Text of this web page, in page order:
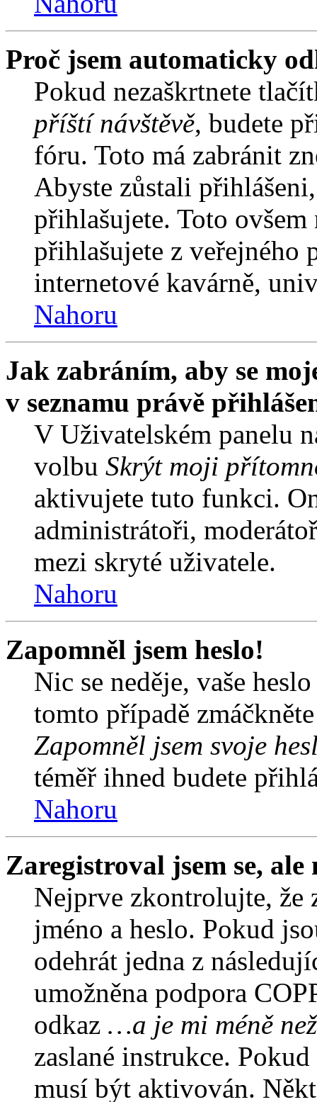
Proč jsem automaticky
Pokud nezaškrtnete
příští návštěvě, budete
fóru. Toto má zabránit
Abyste zůstali
přihlašujete. Toto
přihlašujete z veřejného
internetové kavárně,
Nahoru
Jak zabráním, aby se
v seznamu právě
V Uživatelském panelu
volbu Skrýt moji
aktivujete tuto funkci.
administrátoři,
mezi skryté uživatele.
Nahoru
Zapomněl jsem heslo!
Nic se neděje, vaše
tomto případě
Zapomněl jsem svoje
téměř ihned budete
Nahoru
Zaregistroval jsem se,
Nejprve zkontrolujte, že
jméno a heslo. Pokud
odehrát jedna z
umožněna podpora
odkaz …a je mi méně
zaslané instrukce.
musí být aktivován.